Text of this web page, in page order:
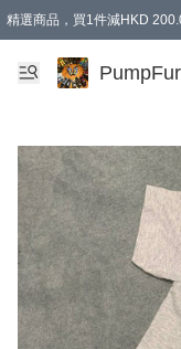
精選商品，買1件減HKD
AAPE商品,會員專享9折或
精選商品，任選買2件或以上
購物滿 HKD 800.00即享免